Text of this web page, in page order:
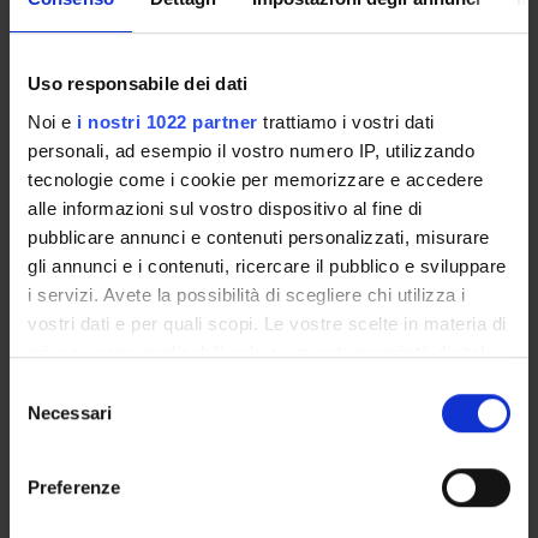
Uso responsabile dei dati
Noi e i nostri 1022 partner trattiamo i vostri dati
personali, ad esempio il vostro numero IP, utilizzando
tecnologie come i cookie per memorizzare e accedere
alle informazioni sul vostro dispositivo al fine di
pubblicare annunci e contenuti personalizzati, misurare
gli annunci e i contenuti, ricercare il pubblico e sviluppare
i servizi. Avete la possibilità di scegliere chi utilizza i
vostri dati e per quali scopi. Le vostre scelte in materia di
privacy sono applicabili solo su questa proprietà digitale
modificare o revocare il proprio consenso in qualsiasi
momento dalla Dichiarazione sui cookie o facendo clic
delNecessari
Preferenze
Finanziamento:
PARTECIPANTI AL PROGETTO
Giorgio Erle
Professore associato
Laura Moretti
Cultore della materia
Ricercatore